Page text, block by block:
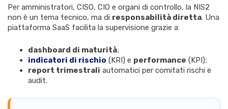
Per amministratori, CISO, CIO e organi di controllo, la NIS2
non è un tema tecnico, ma di responsabilità diretta. Una
piattaforma SaaS facilita la supervisione grazie a:
dashboard di maturità;
indicatori di rischio (KRI) e performance (KPI);
report trimestrali automatici per comitati rischi e
audit.